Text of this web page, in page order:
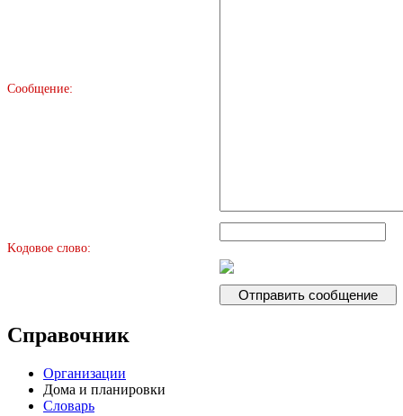
Сообщение:
Kодовое слово:
Справочник
Организации
Дома и планировки
Словарь